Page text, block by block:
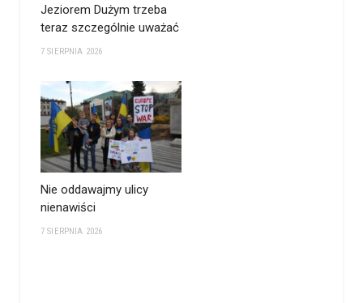
Jeziorem Dużym trzeba
teraz szczególnie uważać
7 SIERPNIA 2026
Nie oddawajmy ulicy
nienawiści
7 SIERPNIA 2026